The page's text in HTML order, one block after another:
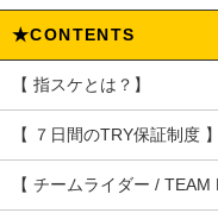
★CONTENTS
【 指スケとは？】
【 ７日間のTRY保証制度 】
【 チームライダー / TEAM